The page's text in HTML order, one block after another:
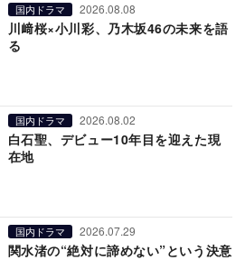
国内ドラマ 2026.08.08
川﨑桜×小川彩、乃木坂46の未来を語
る
国内ドラマ 2026.08.02
白石聖、デビュー10年目を迎えた現
在地
国内ドラマ 2026.07.29
関水渚の“絶対に諦めない”という決意